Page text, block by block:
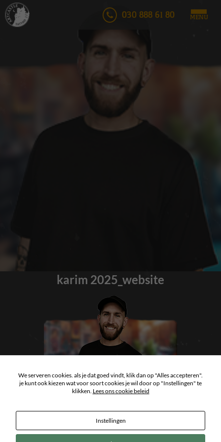
030 888 61 80 MENU
karim 2025_website
We serveren cookies. als je dat goed vindt, klik dan op "Alles accepteren".
je kunt ook kiezen wat voor soort cookies je wil door op "Instellingen" te
klikken. Lees ons cookie beleid
Instellingen